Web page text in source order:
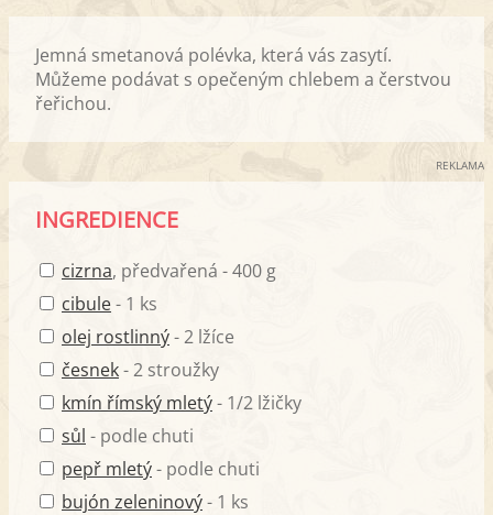
Jemná smetanová polévka, která vás zasytí.
Můžeme podávat s opečeným chlebem a čerstvou
řeřichou.
REKLAMA
INGREDIENCE
cizrna, předvařená - 400 g
cibule- 1 ks
olej rostlinný- 2 lžíce
česnek- 2 stroužky
kmín římský mletý- 1/2 lžičky
sůl - podle chuti
pepř mletý- podle chuti
bujón zeleninový- 1 ks